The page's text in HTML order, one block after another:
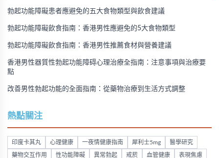
勃起功能障礙患者應避免的五大食物類型與飲食建議
勃起功能障礙飲食指南：香港男性應避免的5大食物類型
勃起功能障礙飲食指南：香港男性推薦食材與營養建議
香港男性器質性勃起功能障碍心理治療全指南：注意事項與治療要
點
改善男性勃起功能的全面指南：從藥物治療到生活方式調整
熱點關注
印度卡其丸 心理健康 一夜情健康指南 犀利士5mg 醫學研究
藥物交互作用 性功能障礙 異常勃起 戒菸 血管健康 表現焦慮